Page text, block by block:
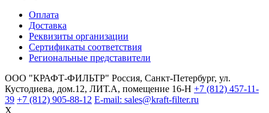
Оплата
Доставка
Реквизиты организации
Сертификаты соответствия
Региональные представители
ООО "КРАФТ-ФИЛЬТР" Россия, Санкт-Петербург, ул.
Кустодиева, дом.12, ЛИТ.А, помещение 16-Н +7 (812) 457-11-
39 +7 (812) 905-88-12 E-mail: sales@kraft-filter.ru
X